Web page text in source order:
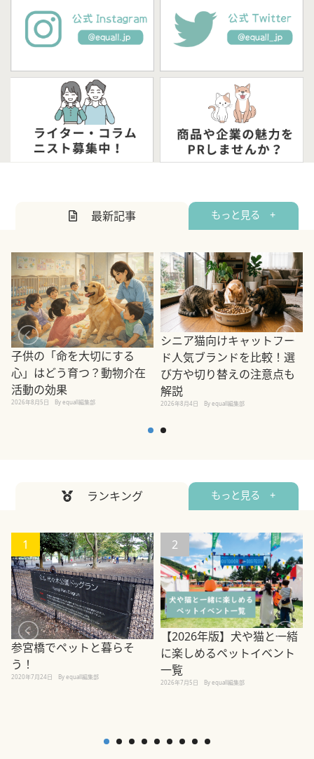
最新記事 もっと見る +
子供の「命を大切にする
心」はどう育つ？動物介在
活動の効果
2026年8月5日 By equall編集部
シニア猫向けキャットフー
ド人気ブランドを比較！選
び方や切り替えの注意点も
解説
2026年8月4日 By equall編集部
ランキング もっと見る +
1
参宮橋でペットと暮らそ
う！
2020年7月24日 By equall編集部
2
【2026年版】犬や猫と一緒
に楽しめるペットイベント
一覧
2026年7月5日 By equall編集部